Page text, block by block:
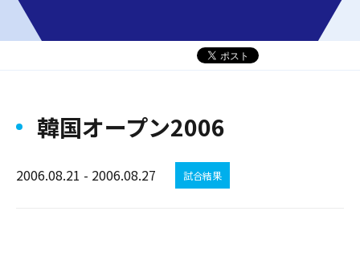
韓国オープン2006
2006.08.21 - 2006.08.27 試合結果